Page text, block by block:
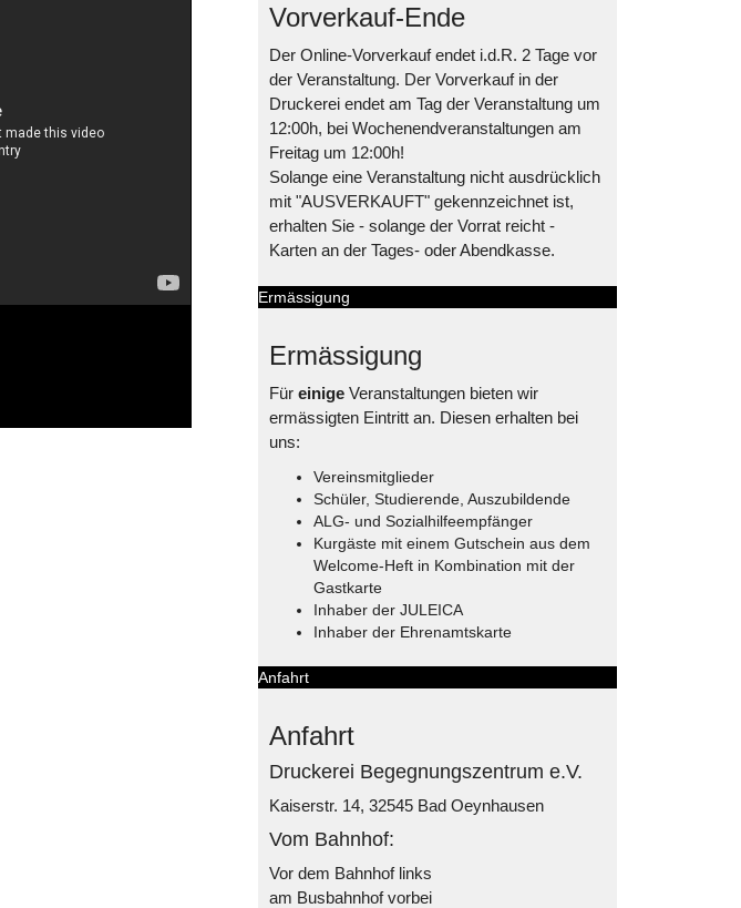
Vorverkauf-Ende
Der Online-Vorverkauf endet i.d.R. 2 Tage vor
der Veranstaltung. Der Vorverkauf in der
Druckerei endet am Tag der Veranstaltung um
12:00h, bei Wochenendveranstaltungen am
Freitag um 12:00h!
Solange eine Veranstaltung nicht ausdrücklich
mit "AUSVERKAUFT" gekennzeichnet ist,
erhalten Sie - solange der Vorrat reicht -
Karten an der Tages- oder Abendkasse.
Ermässigung
Ermässigung
Für einigeVeranstaltungen bieten wir
ermässigten Eintritt an. Diesen erhalten bei
uns:
Vereinsmitglieder
Schüler, Studierende, Auszubildende
ALG- und Sozialhilfeempfänger
Kurgäste mit einem Gutschein aus dem
Welcome-Heft in Kombination mit der
Gastkarte
Inhaber der JULEICA
Inhaber der Ehrenamtskarte
Anfahrt
Anfahrt
Druckerei Begegnungszentrum e.V.
Kaiserstr. 14, 32545 Bad Oeynhausen
Vom Bahnhof:
Vor dem Bahnhof links
am Busbahnhof vorbei